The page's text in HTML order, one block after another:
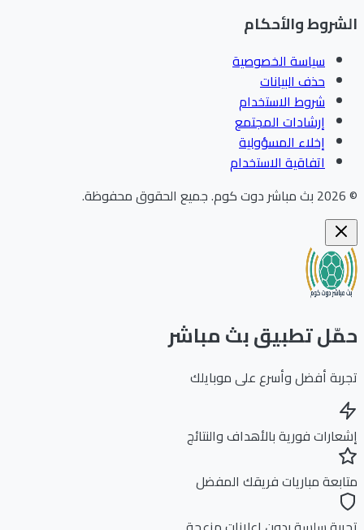
والأحكام
سياسة الخصوصية
حذف البيانات
شروط الاستخدام
إرشادات المجتمع
إخلاء المسؤولية
اتفاقية الاستخدام
بث مباشر دوت كوم.جميع الحقوق محفوظة.
تطبيق بث مباشر
أفضل وأسرع على موبايلك
فورية بالأهداف والنتائج
مباريات فريقك المفضل